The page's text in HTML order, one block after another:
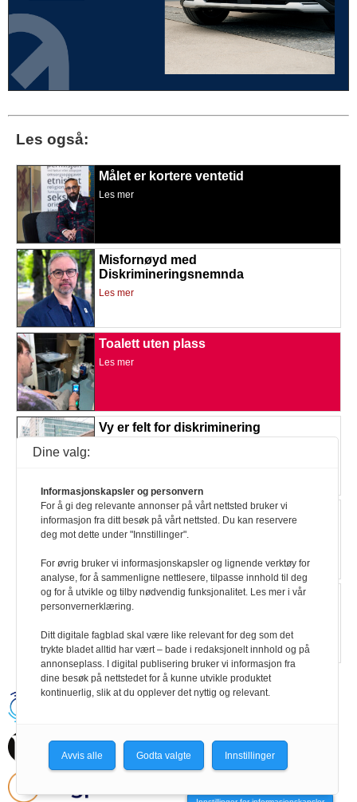
Les også:
Målet er kortere ventetid
Les mer
Misfornøyd med
Diskrimineringsnemnda
Les mer
Toalett uten plass
Les mer
Vy er felt for diskriminering
Nemnda: En bagatell at
ledsagerbilletter ikke kan kjøpes på
nett
Les mer
Leirskolene trenger bedre bemanning
for å legge til rette
Personvernerklæring
Dine valg:
Informasjonskapsler og personvern
For å gi deg relevante annonser på vårt nettsted bruker vi
informasjon fra ditt besøk på vårt nettsted. Du kan reservere
deg mot dette under "Innstillinger".
For øvrig bruker vi informasjonskapsler og lignende verktøy for
analyse, for å sammenligne nettlesere, tilpasse innhold til deg
og for å utvikle og tilby nødvendig funksjonalitet. Les mer i vår
personvernerklæring.
Ditt digitale fagblad skal være like relevant for deg som det
trykte bladet alltid har vært – bade i redaksjonelt innhold og på
annonseplass. I digital publisering bruker vi informasjon fra
dine besøk på nettstedet for å kunne utvikle produktet
kontinuerlig, slik at du opplever det nyttig og relevant.
Avvis alle Godta valgte Innstillinger